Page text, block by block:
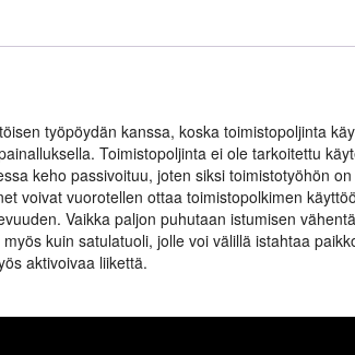
työpöydän kanssa, koska toimistopoljinta
Toimistopoljinta ei ole tarkoitettu
keho passivoituu, joten siksi toimistotyöhön
voivat vuorotellen ottaa toimistopolkimen
Vaikka paljon puhutaan istumisen
kuin satulatuoli, jolle voi välillä istahtaa
aktivoivaa liikettä.